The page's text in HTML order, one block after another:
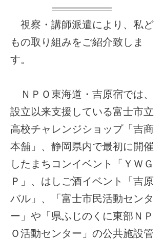
​ 視察・講師派遣により、私ど
もの取り組みをご紹介致しま
す。
ＮＰＯ東海道・吉原宿では、
設立以来支援している富士市立
高校チャレンジショップ「吉商
本舗」、​静岡県内で最初に開催
したまちコンイベント「ＹＷＧ
Ｐ」、はしご酒イベント「吉原
バル」、「富士市民活動センタ
ー」や「県ふじのくに東部ＮＰ
Ｏ活動センター」の公共施設管